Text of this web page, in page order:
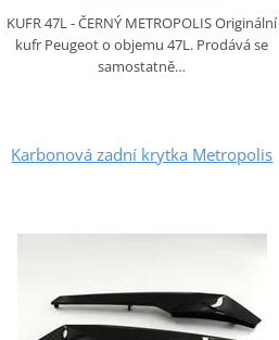
KUFR 47L - ČERNÝ METROPOLIS Originální
kufr Peugeot o objemu 47L. Prodává se
samostatně…
Karbonová zadní krytka Metropolis